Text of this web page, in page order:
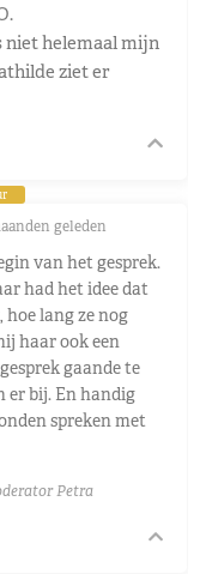
niet helemaal mijn
ziet er
geleden
van het gesprek.
had het idee dat
lang ze nog
haar ook een
gaande te
er bij. En handig
spreken met
Petra